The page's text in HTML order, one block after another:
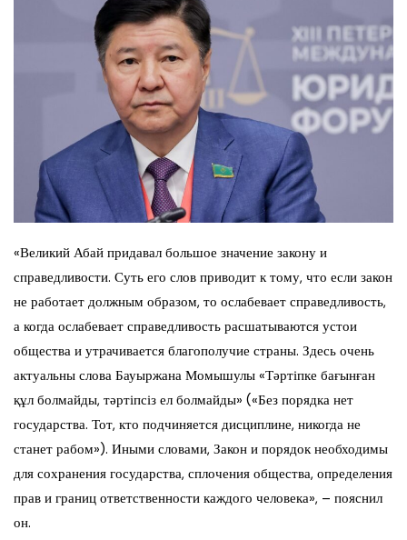
«Великий Абай придавал большое значение закону и
справедливости. Суть его слов приводит к тому, что если закон
не работает должным образом, то ослабевает справедливость,
а когда ослабевает справедливость расшатываются устои
общества и утрачивается благополучие страны. Здесь очень
актуальны слова Бауыржана Момышулы «Тәртіпке бағынған
құл болмайды, тәртіпсіз ел болмайды» («Без порядка нет
государства. Тот, кто подчиняется дисциплине, никогда не
станет рабом»). Иными словами, Закон и порядок необходимы
для сохранения государства, сплочения общества, определения
прав и границ ответственности каждого человека», – пояснил
он.